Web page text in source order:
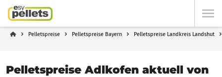
Pelletspreise Pelletspreise Bayern Pelletspreise Landkreis Landshut
Pelletspreise Adlkofen aktuell von